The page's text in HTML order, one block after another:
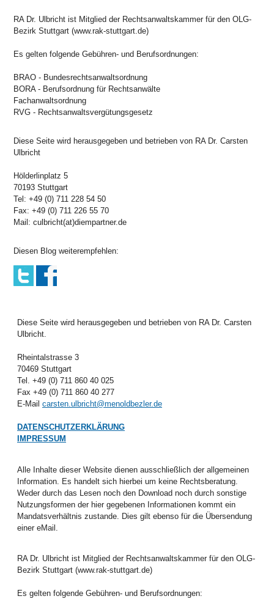
RA Dr. Ulbricht ist Mitglied der Rechtsanwaltskammer für den OLG-
Bezirk Stuttgart (www.rak-stuttgart.de)
Es gelten folgende Gebühren- und Berufsordnungen:
BRAO - Bundesrechtsanwaltsordnung
BORA - Berufsordnung für Rechtsanwälte
Fachanwaltsordnung
RVG - Rechtsanwaltsvergütungsgesetz
Diese Seite wird herausgegeben und betrieben von RA Dr. Carsten
Ulbricht
Hölderlinplatz 5
70193 Stuttgart
Tel: +49 (0) 711 228 54 50
Fax: +49 (0) 711 226 55 70
Mail: culbricht(at)diempartner.de
Diesen Blog weiterempfehlen:
Diese Seite wird herausgegeben und betrieben von RA Dr. Carsten
Ulbricht.
Rheintalstrasse 3
70469 Stuttgart
Tel. +49 (0) 711 860 40 025
Fax +49 (0) 711 860 40 277
E-Mail carsten.ulbricht@menoldbezler.de
DATENSCHUTZERKLÄRUNG
IMPRESSUM
Alle Inhalte dieser Website dienen ausschließlich der allgemeinen
Information. Es handelt sich hierbei um keine Rechtsberatung.
Weder durch das Lesen noch den Download noch durch sonstige
Nutzungsformen der hier gegebenen Informationen kommt ein
Mandatsverhältnis zustande. Dies gilt ebenso für die Übersendung
einer eMail.
RA Dr. Ulbricht ist Mitglied der Rechtsanwaltskammer für den OLG-
Bezirk Stuttgart (www.rak-stuttgart.de)
Es gelten folgende Gebühren- und Berufsordnungen: